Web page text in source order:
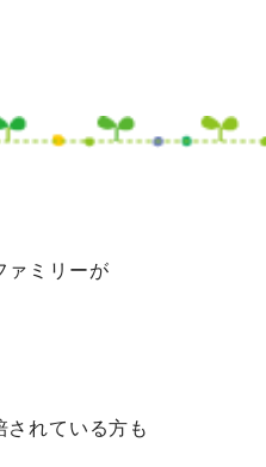
ァミリーが
されている方も